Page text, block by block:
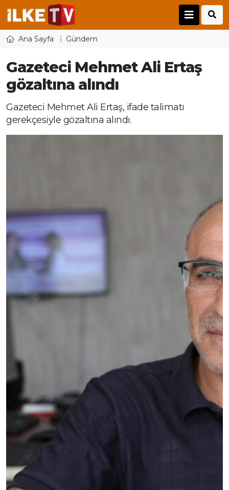
Ana Sayfa Gündem
Gazeteci Mehmet Ali Ertaş
gözaltına alındı
Gazeteci Mehmet Ali Ertaş, ifade talimatı
gerekçesiyle gözaltına alındı.